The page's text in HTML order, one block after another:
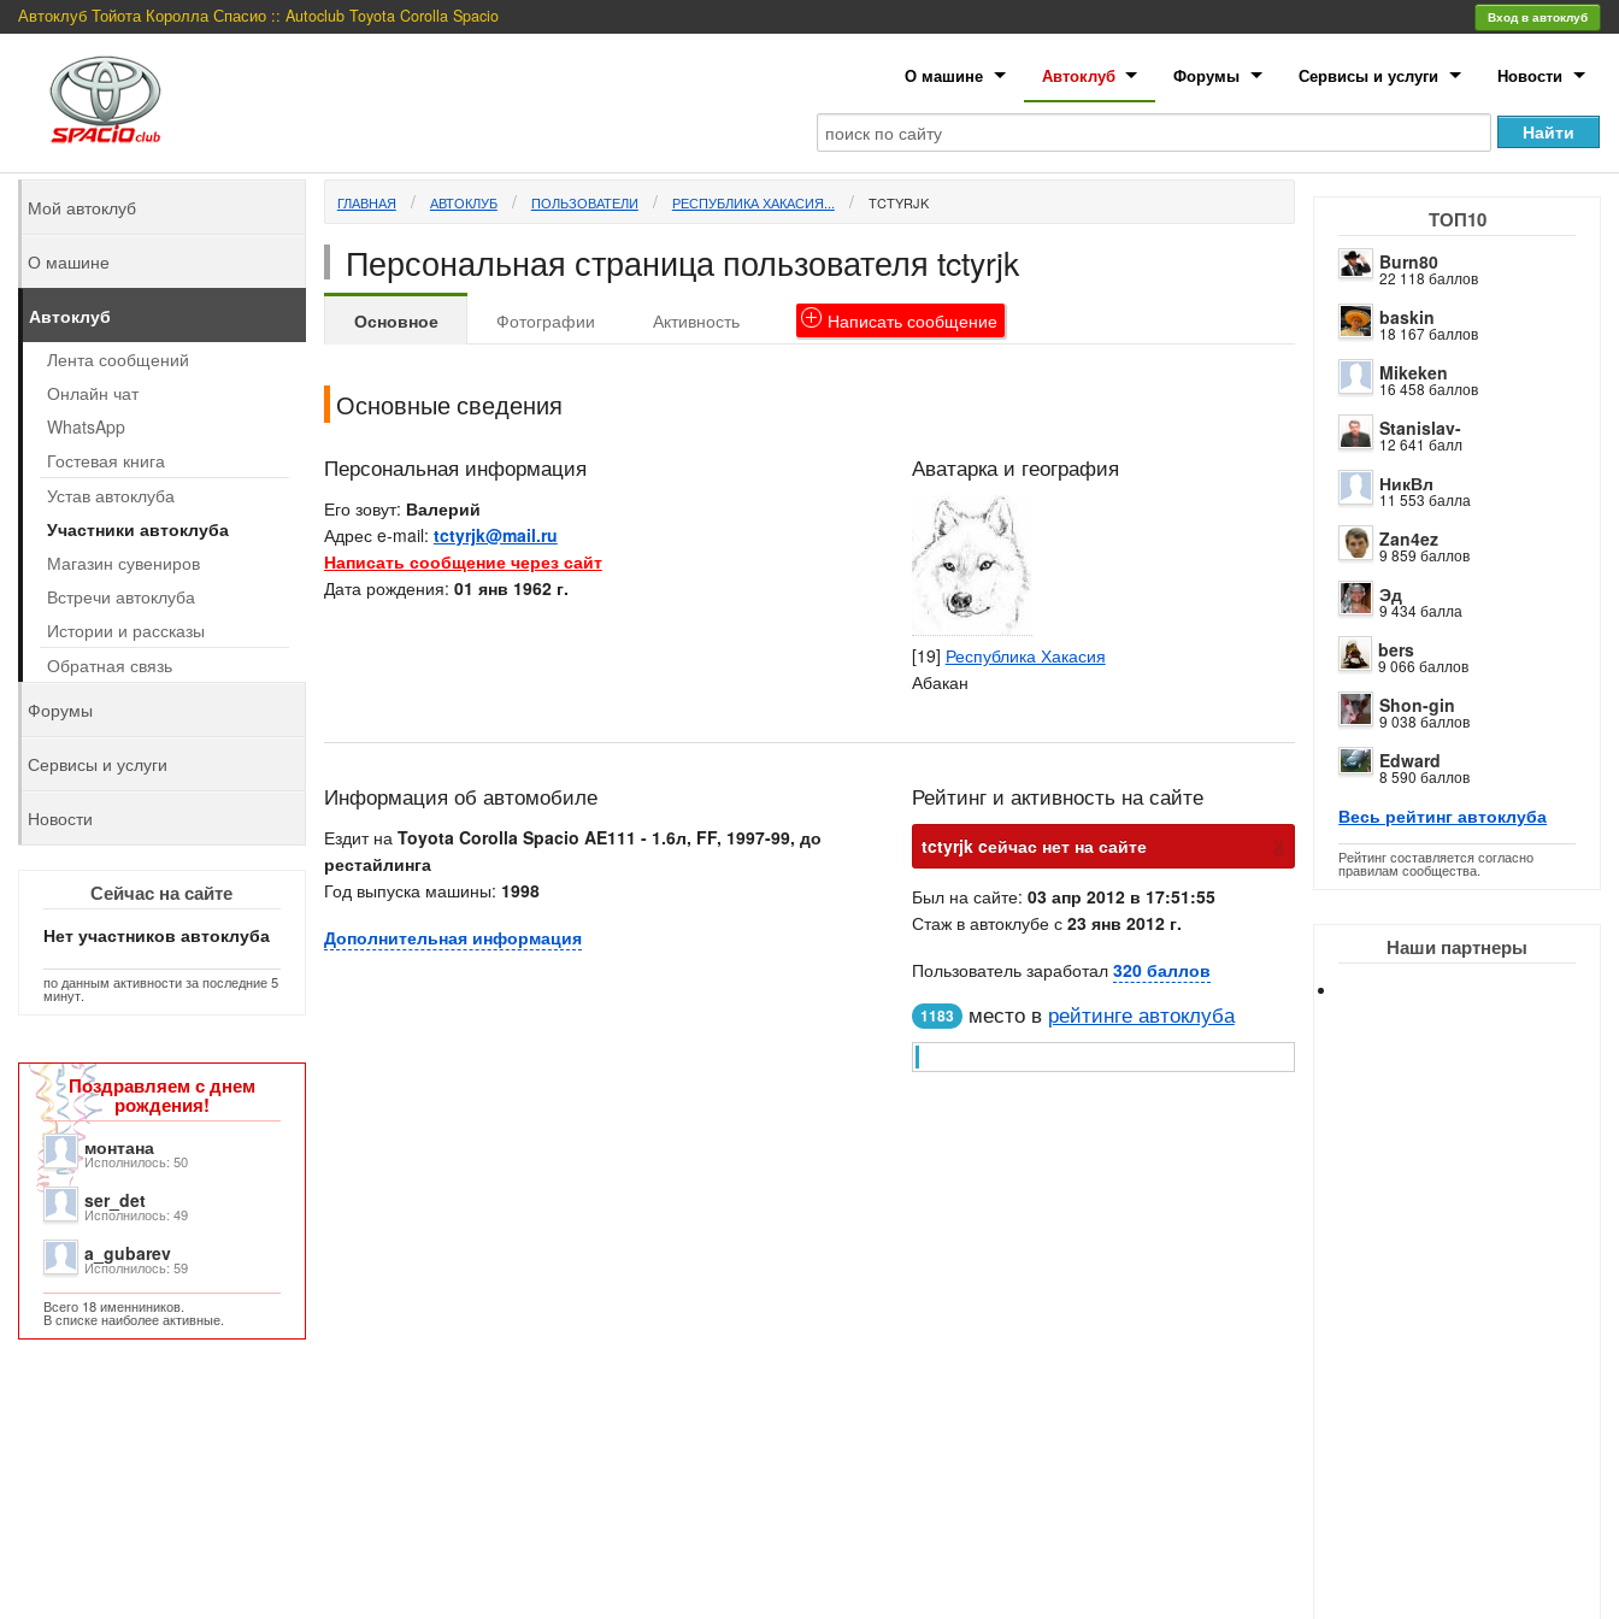
Автоклуб Тойота Королла Спасио :: Autoclub Toyota Corolla Spacio Вход в автоклуб
О машине Автоклуб Форумы Сервисы и услуги Новости
ТОП10
Burn80
22 118 баллов
baskin
18 167 баллов
Mikeken
16 458 баллов
Stanislav-
12 641 балл
НикВл
11 553 балла
Zan4ez
9 859 баллов
Эд
9 434 балла
bers
9 066 баллов
Shon-gin
9 038 баллов
Edward
8 590 баллов
Весь рейтинг автоклуба
Рейтинг составляется согласно
правилам сообщества.
Наши партнеры
ГЛАВНАЯ АВТОКЛУБ ПОЛЬЗОВАТЕЛИ РЕСПУБЛИКА ХАКАСИЯ... TCTYRJK
Персональная страница пользователя tctyrjk
Основное Фотографии Активность Написатьсообщение
Основные сведения
Персональная информация
Его зовут: Валерий
Адрес e-mail: tctyrjk@mail.ru
Написать сообщение через сайт
Дата рождения: 01 янв 1962 г.
Аватарка и география
[19] Республика Хакасия
Абакан
Информация об автомобиле
Ездит на Toyota Corolla Spacio AE111 - 1.6л, FF, 1997-99, до
рестайлинга
Год выпуска машины: 1998
Дополнительная информация
Рейтинг и активность на сайте
tctyrjk cейчас нет на сайте х
Был на сайте: 03 апр 2012 в 17:51:55
Стаж в автоклубе с 23 янв 2012 г.
Пользователь заработал 320 баллов
1183 место в рейтинге автоклуба
Мой автоклуб
О машине
Автоклуб
Лента сообщений
Онлайн чат
WhatsApp
Гостевая книга
Устав автоклуба
Участники автоклуба
Магазин сувениров
Встречи автоклуба
Истории и рассказы
Обратная связь
Форумы
Сервисы и услуги
Новости
Сейчас на сайте
Нет участников автоклуба
по данным активности за последние 5
минут.
Поздравляем с днем
рождения!
монтана
Исполнилось: 50
ser_det
Исполнилось: 49
a_gubarev
Исполнилось: 59
Всего 18 именниников.
В списке наиболее активные.